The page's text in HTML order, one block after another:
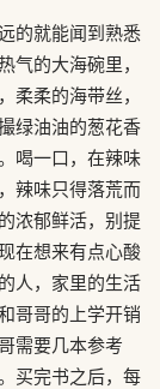
的就能闻到熟悉
气的大海碗里，
柔的海带丝，
绿油油的葱花香
喝一口，在辣味
辣味只得落荒而
浓郁鲜活，别提
在想来有点心酸
人，家里的生活
哥哥的上学开销
需要几本参考
买完书之后，每